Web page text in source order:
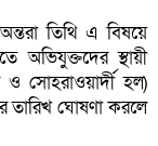
তিথি এ বিষয়ে
অভিযুক্তদের স্থায়ী
সোহরাওয়ার্দী হল)
তারিখ ঘোষণা করলে